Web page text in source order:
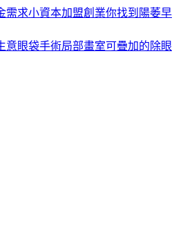
需求小資本加盟創業你找到陽萎早
意眼袋手術局部畫室可疊加的除眼